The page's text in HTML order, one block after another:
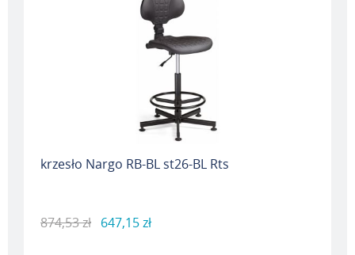
krzesło Nargo RB-BL st26-BL Rts
874,53 zł 647,15 zł